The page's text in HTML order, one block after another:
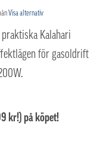
Visa alternativ
Kalahari
för gasoldrift
kr!) på köpet!